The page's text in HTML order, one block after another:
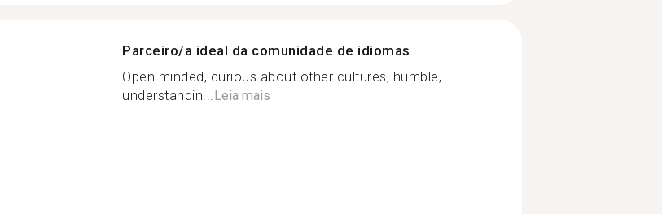
Parceiro/a ideal da comunidade de idiomas
Open minded, curious about other cultures, humble,
understandin...Leia mais